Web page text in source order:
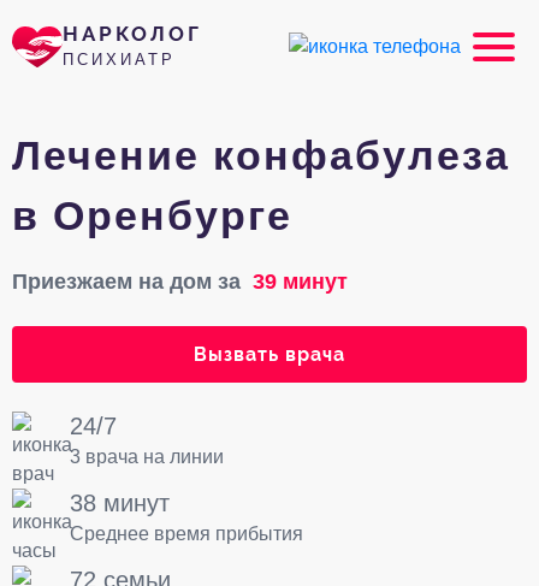
НАРКОЛОГ
ПСИХИАТР
Лечение конфабулеза
в Оренбурге
Приезжаем на дом за 39 минут
Вызвать врача
24/7
3 врача на линии
38 минут
Среднее время прибытия
72 семьи